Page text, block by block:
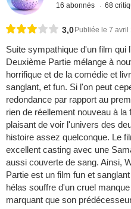
16 abonnés 68
3,0 Publiée le 7 avril
Suite sympathique d'un film qui
Deuxième Partie mélange à
horrifique et de la comédie et
sanglant, et fun. Si l'on peut
redondance par rapport au
rien de réellement nouveau à
plaisant de voir l'univers des
histoire assez quelconque. Le
excellent casting avec une
aussi couverte de sang. Ainsi,
Partie est un film fun et
hélas souffre d'un cruel
marquant que son